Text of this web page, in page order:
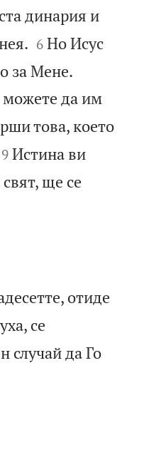
динария и

6 Но Исус
за Мене.
можете да им
това, което

9 Истина ви
ще се
отиде
се
случай да Го